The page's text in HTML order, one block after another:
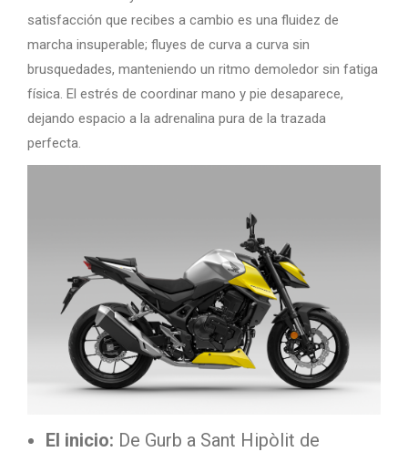
satisfacción que recibes a cambio es una fluidez de
marcha insuperable; fluyes de curva a curva sin
brusquedades, manteniendo un ritmo demoledor sin fatiga
física. El estrés de coordinar mano y pie desaparece,
dejando espacio a la adrenalina pura de la trazada
perfecta.
El inicio: De Gurb a Sant Hipòlit de